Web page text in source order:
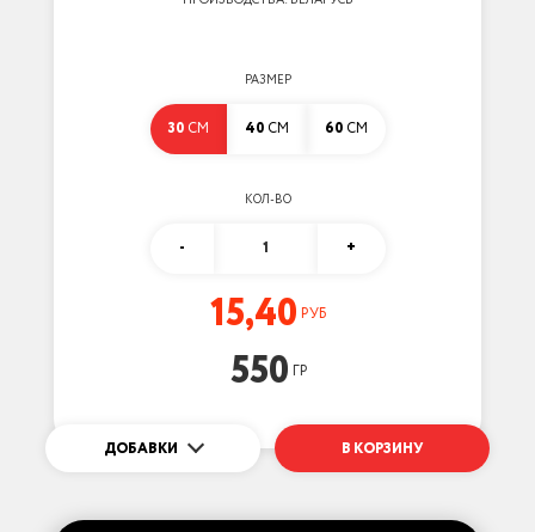
РАЗМЕР
30 СМ 40 СМ 60 СМ
КОЛ-ВО
- 1 +
15,40 РУБ
550 ГР
ДОБАВКИ В КОРЗИНУ